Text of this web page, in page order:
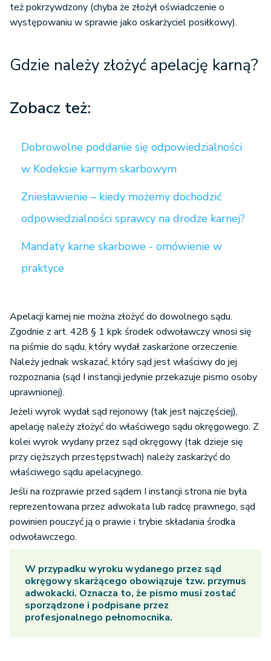
też pokrzywdzony (chyba że złożył oświadczenie o
występowaniu w sprawie jako oskarżyciel posiłkowy).
Gdzie należy złożyć apelację karną?
Zobacz też:
Dobrowolne poddanie się odpowiedzialności
w Kodeksie karnym skarbowym
Zniesławienie – kiedy możemy dochodzić
odpowiedzialności sprawcy na drodze karnej?
Mandaty karne skarbowe - omówienie w
praktyce
Apelacji karnej nie można złożyć do dowolnego sądu.
Zgodnie z art. 428 § 1 kpk środek odwoławczy wnosi się
na piśmie do sądu, który wydał zaskarżone orzeczenie.
Należy jednak wskazać, który sąd jest właściwy do jej
rozpoznania (sąd I instancji jedynie przekazuje pismo osoby
uprawnionej).
Jeżeli wyrok wydał sąd rejonowy (tak jest najczęściej),
apelację należy złożyć do właściwego sądu okręgowego. Z
kolei wyrok wydany przez sąd okręgowy (tak dzieje się
przy cięższych przestępstwach) należy zaskarżyć do
właściwego sądu apelacyjnego.
Jeśli na rozprawie przed sądem I instancji strona nie była
reprezentowana przez adwokata lub radcę prawnego, sąd
powinien pouczyć ją o prawie i trybie składania środka
odwoławczego.
W przypadku wyroku wydanego przez sąd
okręgowy skarżącego obowiązuje tzw. przymus
adwokacki. Oznacza to, że pismo musi zostać
sporządzone i podpisane przez
profesjonalnego pełnomocnika.